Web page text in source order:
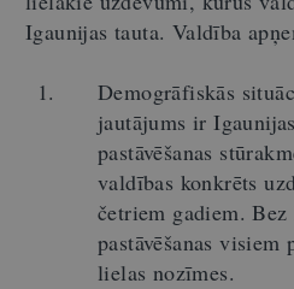
Igaunijas tauta. Valdība
Demogrāfiskās
jautājums ir
pastāvēšanas
valdības konkrēts
četriem gadiem. Bez
pastāvēšanas
lielas nozīmes.